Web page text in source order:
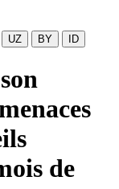
UZ BY ID
de